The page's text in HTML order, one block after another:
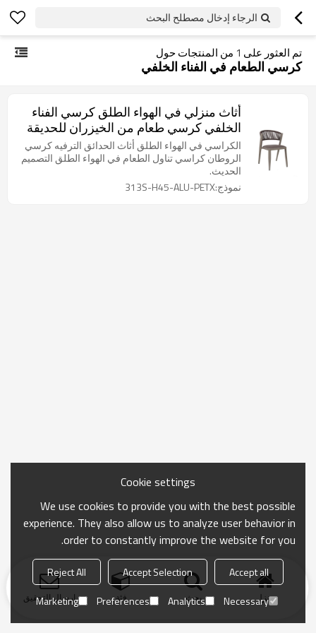
الرجاء إدخال مصطلح البحث
تم العثور على 1 من المنتجات حول
كرسي الطعام في الفناء الخلفي
أثاث منزلي في الهواء الطلق كرسي الفناء
الخلفي كرسي طعام من الخيزران للحديقة
والفناء
الكراسي في الهواء الطلق أثاث الحدائق الترفيه كرسي
الروطان كراسي تناول الطعام في الهواء الطلق التصميم
الحديث.
نموذج:313S-H45-ALU-PETX
منزل بحث فئة ارسال التحقيق
Cookie settings
We use cookies to provide you with the best possible
experience. They also allow us to analyze user behavior in
order to constantly improve the website for you.
Accept all
Accept Selection
Reject All
Necessary
Analytics
Preferences
Marketing